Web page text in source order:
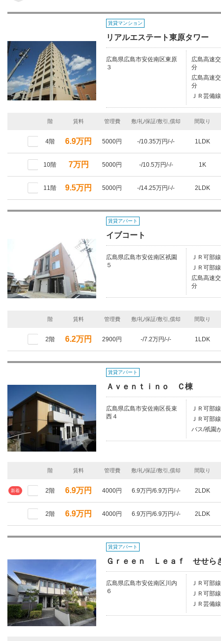
賃貸マンション
リアルエステート東原タワー
広島県広島市安佐南区東原
３
広島高速
分
広島高速
分
ＪＲ芸備
階 賃料 管理費 敷/礼/保証/敷引,償却 間取り
4階 6.9万円 5000円 -/10.35万円/-/- 1LDK
10階 7万円 5000円 -/10.5万円/-/- 1K
11階 9.5万円 5000円 -/14.25万円/-/- 2LDK
賃貸アパート
イブコート
広島県広島市安佐南区祇園
５
ＪＲ可部
ＪＲ可部
広島高速
分
階 賃料 管理費 敷/礼/保証/敷引,償却 間取り
2階 6.2万円 2900円 -/7.2万円/-/- 1LDK
賃貸アパート
Ａｖｅｎｔｉｎｏ Ｃ棟
広島県広島市安佐南区長束
西４
ＪＲ可部
ＪＲ可部
バス/祇園
階 賃料 管理費 敷/礼/保証/敷引,償却 間取り
新着 2階 6.9万円 4000円 6.9万円/6.9万円/-/- 2LDK
2階 6.9万円 4000円 6.9万円/6.9万円/-/- 2LDK
賃貸アパート
Ｇｒｅｅｎ Ｌｅａｆ せせら
広島県広島市安佐南区川内
６
ＪＲ可部
ＪＲ可部
ＪＲ芸備